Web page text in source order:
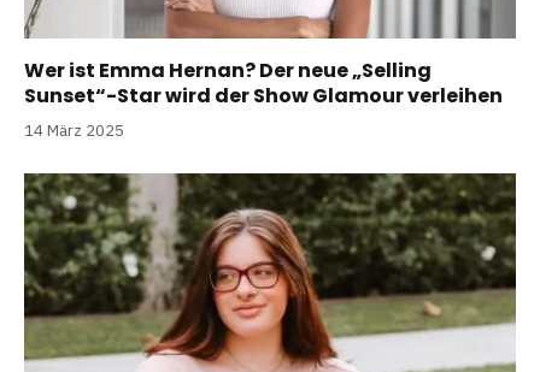
Wer ist Emma Hernan? Der neue „Selling
Sunset“-Star wird der Show Glamour verleihen
14 März 2025